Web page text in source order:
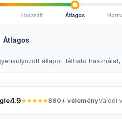
Használt Átlagos
Átlagos
állapot: látható
4.9★★★★★890+ véleményValódi